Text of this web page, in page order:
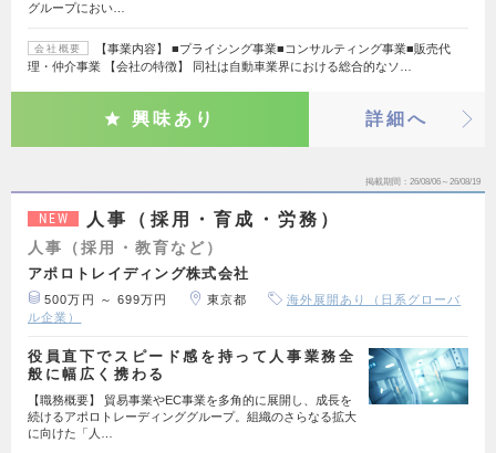
グループにおい…
会社概要
【事業内容】 ■プライシング事業■コンサルティング事業■販売代
理・仲介事業 【会社の特徴】 同社は自動車業界における総合的なソ…
興味あり 詳細へ
掲載期間 26/08/06～26/08/19
NEW 人事（採用・育成・労務）
人事（採用・教育など）
アポロトレイディング株式会社
500万円 ～ 699万円 東京都
海外展開あり（日系グローバ
ル企業）
役員直下でスピード感を持って人事業務全
般に幅広く携わる
【職務概要】 貿易事業やEC事業を多角的に展開し、成長を
続けるアポロトレーディンググループ。組織のさらなる拡大
に向けた「人…